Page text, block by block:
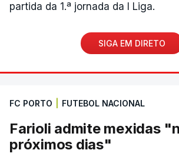
partida da 1.ª jornada da I Liga.
SIGA EM DIRETO
FC PORTO FUTEBOL NACIONAL
Farioli admite mexidas
próximos dias"